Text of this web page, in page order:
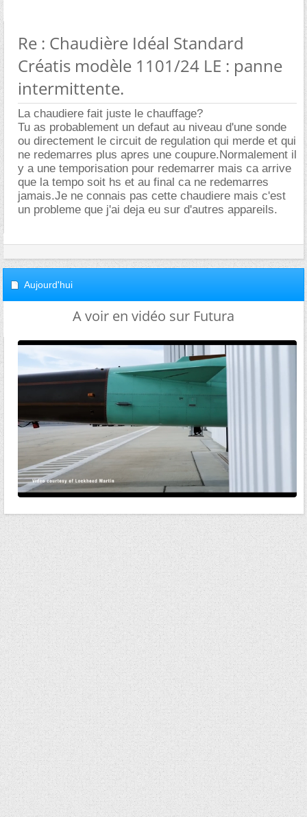
Re : Chaudière Idéal Standard
Créatis modèle 1101/24 LE : panne
intermittente.
La chaudiere fait juste le chauffage?
Tu as probablement un defaut au niveau d'une sonde
ou directement le circuit de regulation qui merde et qui
ne redemarres plus apres une coupure.Normalement il
y a une temporisation pour redemarrer mais ca arrive
que la tempo soit hs et au final ca ne redemarres
jamais.Je ne connais pas cette chaudiere mais c'est
un probleme que j'ai deja eu sur d'autres appareils.
Aujourd'hui
A voir en vidéo sur Futura